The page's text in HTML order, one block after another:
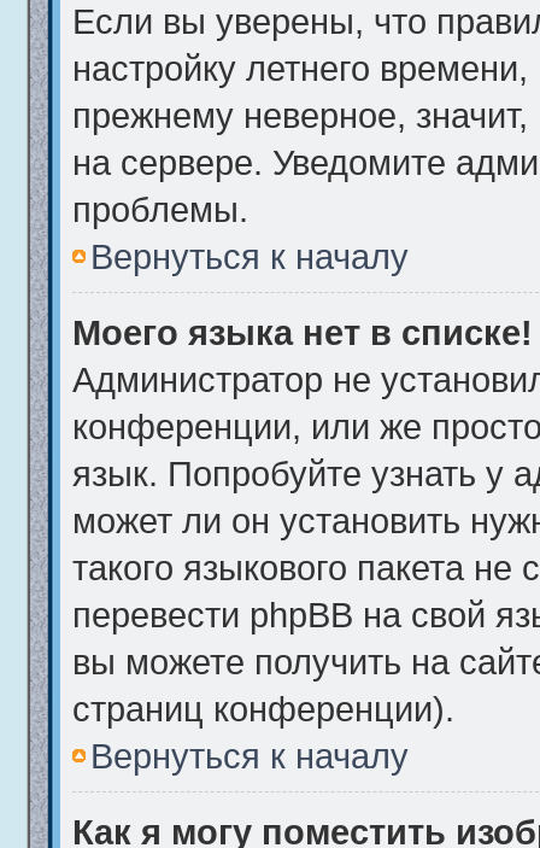
Если вы уверены, что
настройку летнего
прежнему неверное,
на сервере. Уведомите
проблемы.
Вернуться к началу
Моего языка нет в списке!
Администратор не
конференции, или же
язык. Попробуйте узнать у
может ли он установить
такого языкового пакета
перевести phpBB на свой
вы можете получить на
страниц конференции).
Вернуться к началу
Как я могу поместить